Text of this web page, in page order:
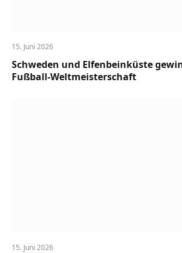
15. Juni 2026
Schweden und Elfenbeinküste
Fußball-Weltmeisterschaft
15. Juni 2026